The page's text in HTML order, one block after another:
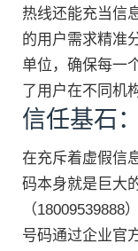
热线还能充当信
的用户需求精准
单位，确保每一
了用户在不同机
信任基石
在充斥着虚假信
码本身就是巨大
（18009539888
号码通过企业官